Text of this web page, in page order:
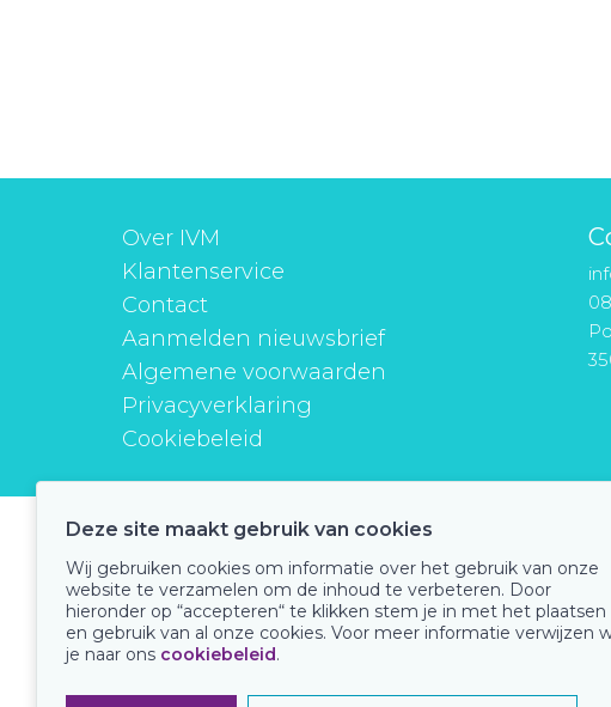
Over IVM
Klantenservice
Contact
Aanmelden nieuwsbrief
Algemene voorwaarden
Privacyverklaring
Cookiebeleid
instituutverantwoordmedicijngebruik
Onze keurmerken
Deze site maakt gebruik van cookies
Wij gebruiken cookies om informatie over het gebruik van onze
website te verzamelen om de inhoud te verbeteren. Door
hieronder op “accepteren“ te klikken stem je in met het plaatsen
en gebruik van al onze cookies. Voor meer informatie verwijzen
je naar ons cookiebeleid.